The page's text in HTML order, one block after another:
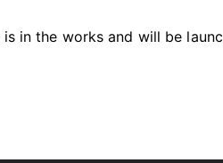
in the works and will be